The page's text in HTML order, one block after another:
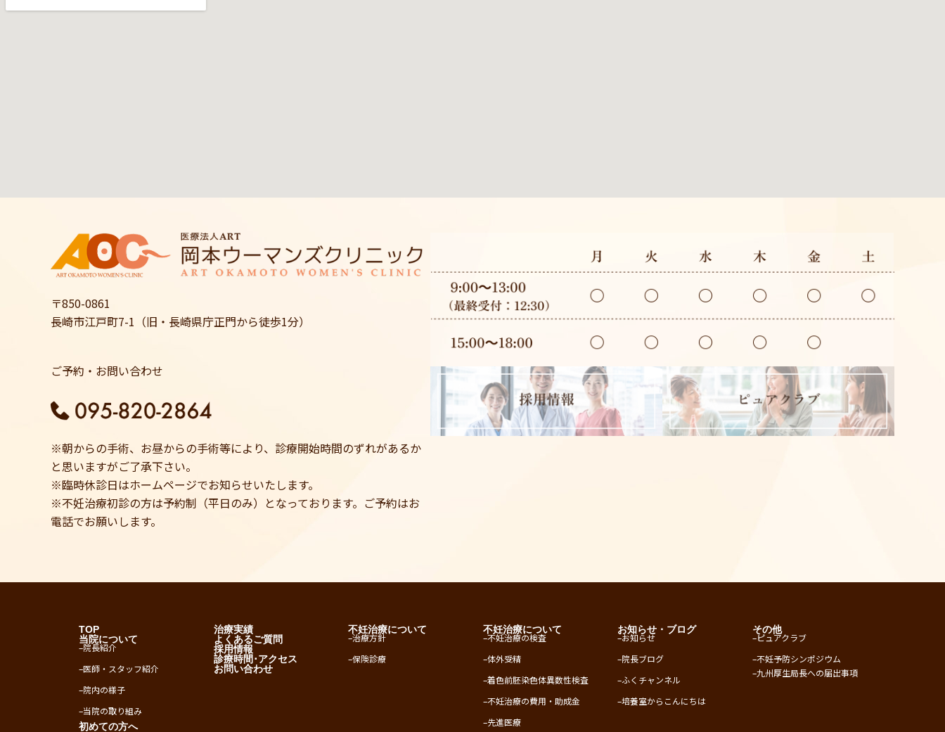
〒850-0861
長崎市江戸町7-1（旧・長崎県庁正門から徒歩1分）
ご予約・お問い合わせ
※朝からの手術、お昼からの手術等により、診療開始時間のずれがあるか
と思いますがご了承下さい。
※臨時休診日はホームページでお知らせいたします。
※不妊治療初診の方は予約制（平日のみ）となっております。ご予約はお
電話でお願いします。
TOP
当院について
–院長紹介
–医師・スタッフ紹介
–院内の様子
–当院の取り組み
初めての方へ
治療実績
よくあるご質問
採用情報
診療時間･アクセス
お問い合わせ
不妊治療について
–治療方針
–保険診療
不妊治療について
–不妊治療の検査
–体外受精
–着色前胚染色体異数性検査
–不妊治療の費用・助成金
–先進医療
お知らせ・ブログ
–お知らせ
–院長ブログ
–ふくチャンネル
–培養室からこんにちは
その他
–ピュアクラブ
–不妊予防シンポジウム
–九州厚生局長への届出事項